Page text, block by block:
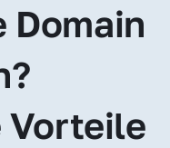
Domain
Vorteile